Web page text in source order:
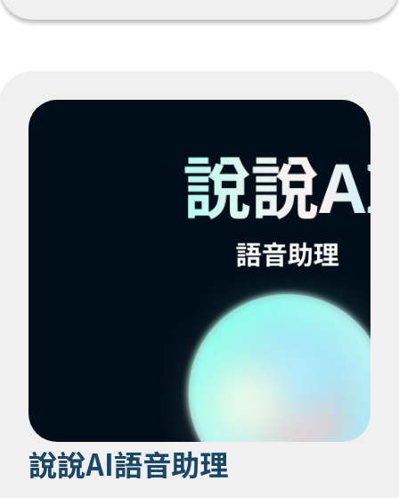
說說AI語音助理